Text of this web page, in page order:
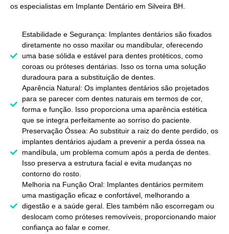
os especialistas em Implante Dentário em Silveira BH
Estabilidade e Segurança: Implantes dentários são fixados
diretamente no osso maxilar ou mandibular, oferecendo
uma base sólida e estável para dentes protéticos, como
coroas ou próteses dentárias. Isso os torna uma solução
duradoura para a substituição de dentes.
Aparência Natural: Os implantes dentários são projetados
para se parecer com dentes naturais em termos de cor,
forma e função. Isso proporciona uma aparência estética
que se integra perfeitamente ao sorriso do paciente.
Preservação Óssea: Ao substituir a raiz do dente perdido, os
implantes dentários ajudam a prevenir a perda óssea na
mandíbula, um problema comum após a perda de dentes.
Isso preserva a estrutura facial e evita mudanças no
contorno do rosto.
Melhoria na Função Oral: Implantes dentários permitem
uma mastigação eficaz e confortável, melhorando a
digestão e a saúde geral. Eles também não escorregam ou
deslocam como próteses removíveis, proporcionando maior
confiança ao falar e comer.